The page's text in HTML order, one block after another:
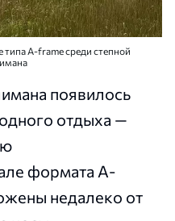
A-frame среди степной
появилось
отдыха —
формата A-
недалеко от